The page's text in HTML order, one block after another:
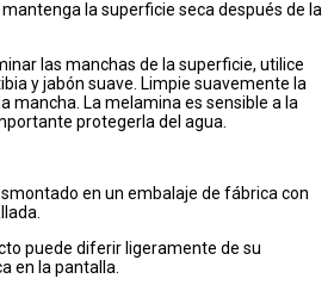
la superficie seca después de la
las manchas de la superficie, utilice
y jabón suave. Limpie suavemente la
mancha. La melamina es sensible a la
protegerla del agua.
en un embalaje de fábrica con
puede diferir ligeramente de su
en la pantalla.